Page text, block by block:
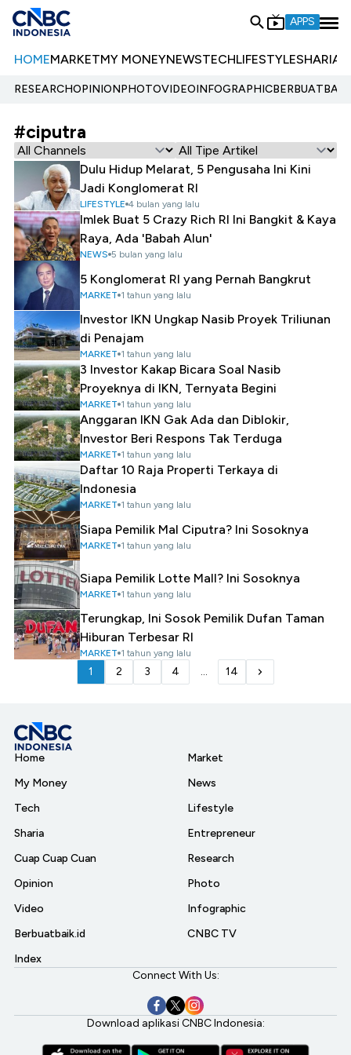
APPS
HOMEMARKETMY MONEYNEWSTECHLIFESTYLESHARIA
RESEARCHOPINIONPHOTOVIDEOINFOGRAPHIC
#ciputra
Dulu Hidup Melarat, 5 Pengusaha Ini Kini
Jadi Konglomerat RI
LIFESTYLE 4 bulan yang lalu
Imlek Buat 5 Crazy Rich RI Ini Bangkit & Kaya
Raya, Ada 'Babah Alun'
NEWS 5 bulan yang lalu
5 Konglomerat RI yang Pernah Bangkrut
MARKET 1 tahun yang lalu
Investor IKN Ungkap Nasib Proyek Triliunan
di Penajam
MARKET 1 tahun yang lalu
3 Investor Kakap Bicara Soal Nasib
Proyeknya di IKN, Ternyata Begini
MARKET 1 tahun yang lalu
Anggaran IKN Gak Ada dan Diblokir,
Investor Beri Respons Tak Terduga
MARKET 1 tahun yang lalu
Daftar 10 Raja Properti Terkaya di
Indonesia
MARKET 1 tahun yang lalu
Siapa Pemilik Mal Ciputra? Ini Sosoknya
MARKET 1 tahun yang lalu
Siapa Pemilik Lotte Mall? Ini Sosoknya
MARKET 1 tahun yang lalu
Terungkap, Ini Sosok Pemilik Dufan Taman
Hiburan Terbesar RI
MARKET 1 tahun yang lalu
1 2 3 4 ... 14
Home
My Money
Tech
Sharia
Cuap Cuap Cuan
Opinion
Video
Berbuatbaik.id
Index
Market
News
Lifestyle
Entrepreneur
Research
Photo
Infographic
CNBC TV
Connect With Us:
Download aplikasi CNBC Indonesia: